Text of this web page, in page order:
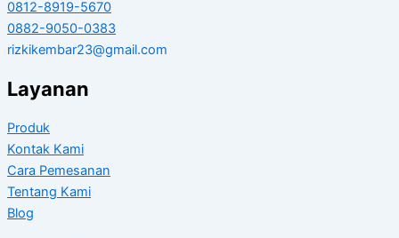
0812-8919-5670
0882-9050-0383
rizkikembar23@gmail.com
Layanan
Produk
Kontak Kami
Cara Pemesanan
Tentang Kami
Blog